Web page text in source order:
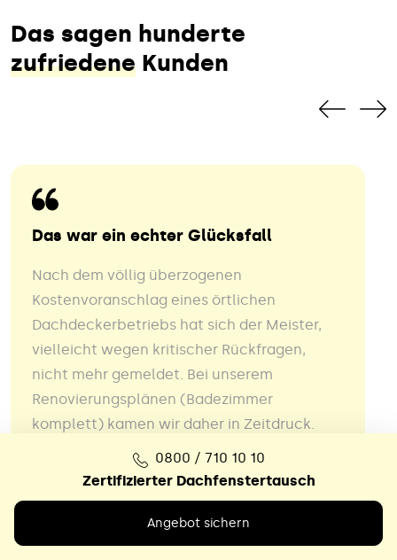
Das sagen hunderte
zufriedene Kunden
Das war ein echter Glücksfall
Nach dem völlig überzogenen
Kostenvoranschlag eines örtlichen
Dachdeckerbetriebs hat sich der Meister,
vielleicht wegen kritischer Rückfragen,
nicht mehr gemeldet. Bei unserem
Renovierungsplänen (Badezimmer
komplett) kamen wir daher in Zeitdruck.
Eher per Zufall sind wir dann im Internet auf
die Fa. Lichtwunder gestoßen. Das war ein
echter Glücksfall. Der Fensteraustausch
erfolgte zeitgerecht, sauber und sehr
akkurat.
0800 / 710 10 10
Zertifizierter Dachfenstertausch
Angebot sichern